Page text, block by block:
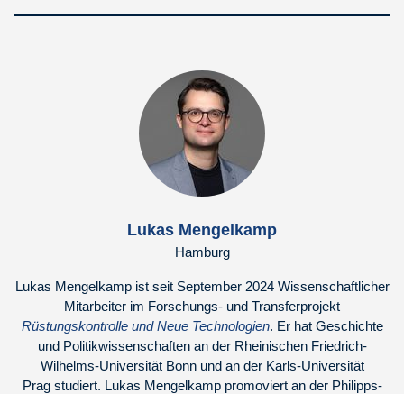
Lukas Mengelkamp
Hamburg
Lukas Mengelkamp ist seit September 2024 Wissenschaftlicher
Mitarbeiter im Forschungs- und Transferprojekt
Rüstungskontrolle und Neue Technologien. Er hat Geschichte
und Politikwissenschaften an der Rheinischen Friedrich-
Wilhelms-Universität Bonn und an der Karls-Universität
Prag studiert. Lukas Mengelkamp promoviert an der Philipps-